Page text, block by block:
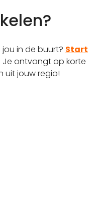
in de buurt? Start
. Je ontvangt op korte
uit jouw regio!